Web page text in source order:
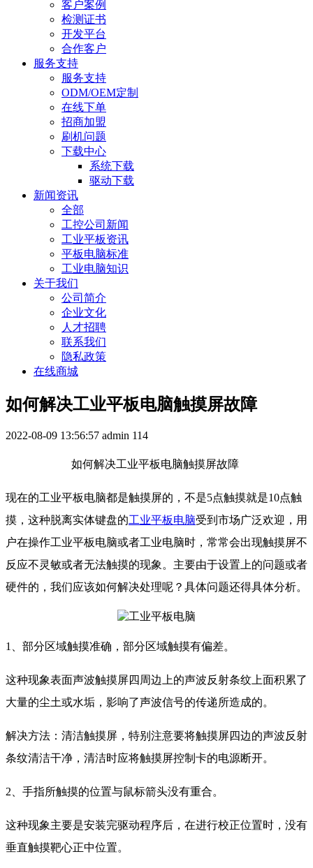
客户案例
检测证书
开发平台
合作客户
服务支持
服务支持
ODM/OEM定制
在线下单
招商加盟
刷机问题
下载中心
系统下载
驱动下载
新闻资讯
全部
工控公司新闻
工业平板资讯
平板电脑标准
工业电脑知识
关于我们
公司简介
企业文化
人才招聘
联系我们
隐私政策
在线商城
如何解决工业平板电脑触摸屏故障
2022-08-09 13:56:57 admin 114
如何解决工业平板电脑触摸屏故障
现在的工业平板电脑都是触摸屏的，不是5点触摸就是10点触
摸，这种脱离实体键盘的工业平板电脑受到市场广泛欢迎，用
户在操作工业平板电脑或者工业电脑时，常常会出现触摸屏不
反应不灵敏或者无法触摸的现象。主要由于设置上的问题或者
硬件的，我们应该如何解决处理呢？具体问题还得具体分析。
1、部分区域触摸准确，部分区域触摸有偏差。
这种现象表面声波触摸屏四周边上的声波反射条纹上面积累了
大量的尘土或水垢，影响了声波信号的传递所造成的。
解决方法：清洁触摸屏，特别注意要将触摸屏四边的声波反射
条纹清洁干净，清洁时应将触摸屏控制卡的电源断开。
2、手指所触摸的位置与鼠标箭头没有重合。
这种现象主要是安装完驱动程序后，在进行校正位置时，没有
垂直触摸靶心正中位置。